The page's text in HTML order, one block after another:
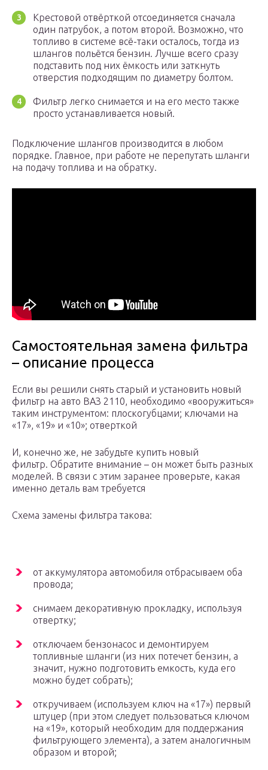
Крестовой отвёрткой отсоединяется сначала
один патрубок, а потом второй. Возможно, что
топливо в системе всё-таки осталось, тогда из
шлангов польётся бензин. Лучше всего сразу
подставить под них ёмкость или заткнуть
отверстия подходящим по диаметру болтом.
Фильтр легко снимается и на его место также
просто устанавливается новый.
Подключение шлангов производится в любом
порядке. Главное, при работе не перепутать шланги
на подачу топлива и на обратку.
Самостоятельная замена фильтра
– описание процесса
Если вы решили снять старый и установить новый
фильтр на авто ВАЗ 2110, необходимо «вооружиться»
таким инструментом: плоскогубцами; ключами на
«17», «19» и «10»; отверткой
И, конечно же, не забудьте купить новый
фильтр. Обратите внимание – он может быть разных
моделей. В связи с этим заранее проверьте, какая
именно деталь вам требуется
Схема замены фильтра такова:
от аккумулятора автомобиля отбрасываем оба
провода;
снимаем декоративную прокладку, используя
отвертку;
отключаем бензонасос и демонтируем
топливные шланги (из них потечет бензин, а
значит, нужно подготовить емкость, куда его
можно будет собрать);
откручиваем (используем ключ на «17») первый
штуцер (при этом следует пользоваться ключом
на «19», который необходим для поддержания
фильтрующего элемента), а затем аналогичным
образом и второй;